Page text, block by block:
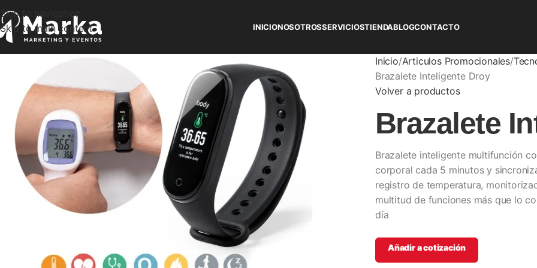
Skip to navigation
Skip to main content
INICIONOSOTROSSERVICIOSTIENDABLOGCONTACTO
Inicio Articulos Promocionales
Brazalete Inteligente Droy
Volver a productos
Brazalete
Brazalete inteligente multifunción
corporal cada 5 minutos y
registro de temperatura,
multitud de funciones más que lo
día
Añadir a cotización